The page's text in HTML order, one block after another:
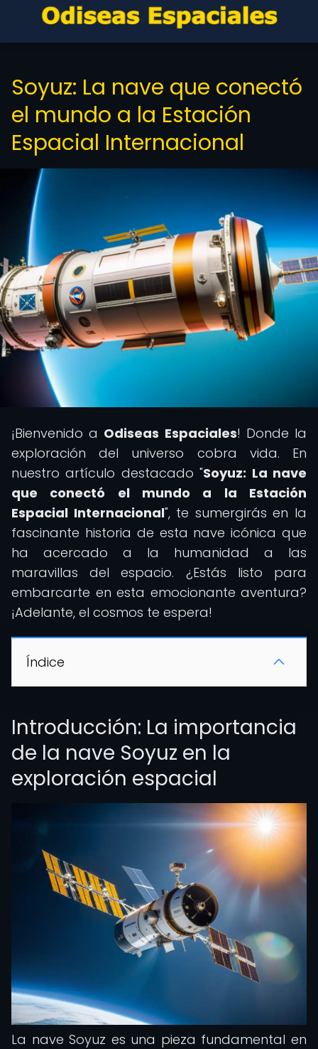
Soyuz: La nave que conectó
el mundo a la Estación
Espacial Internacional
¡Bienvenido a Odiseas Espaciales! Donde la
exploración del universo cobra vida. En
nuestro artículo destacado "Soyuz: La nave
que conectó el mundo a la Estación
Espacial Internacional", te sumergirás en la
fascinante historia de esta nave icónica que
ha acercado a la humanidad a las
maravillas del espacio. ¿Estás listo para
embarcarte en esta emocionante aventura?
¡Adelante, el cosmos te espera!
Índice
Introducción: La importancia
de la nave Soyuz en la
exploración espacial
La nave Soyuz es una pieza fundamental en